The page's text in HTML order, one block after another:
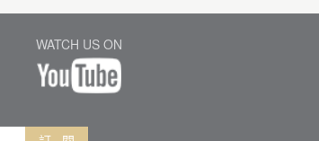
WATCH US ON